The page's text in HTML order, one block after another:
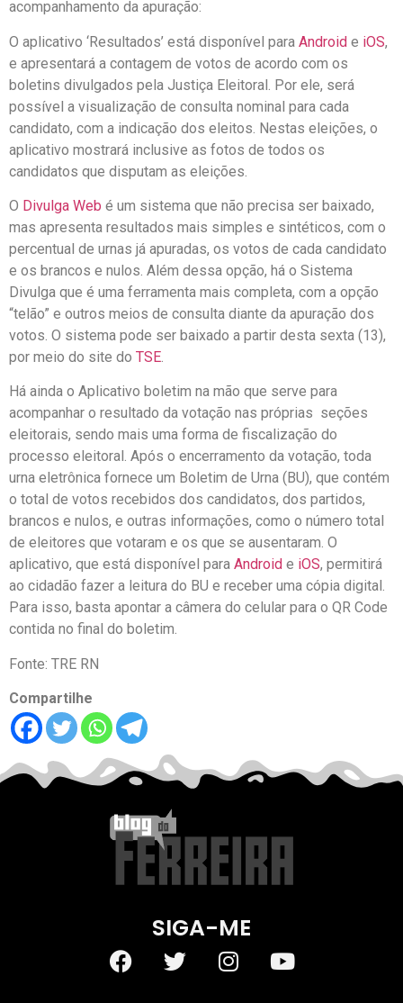
acompanhamento da apuração:
O aplicativo ‘Resultados’ está disponível para Android e iOS,
e apresentará a contagem de votos de acordo com os
boletins divulgados pela Justiça Eleitoral. Por ele, será
possível a visualização de consulta nominal para cada
candidato, com a indicação dos eleitos. Nestas eleições, o
aplicativo mostrará inclusive as fotos de todos os
candidatos que disputam as eleições.
O Divulga Web é um sistema que não precisa ser baixado,
mas apresenta resultados mais simples e sintéticos, com o
percentual de urnas já apuradas, os votos de cada candidato
e os brancos e nulos. Além dessa opção, há o Sistema
Divulga que é uma ferramenta mais completa, com a opção
“telão” e outros meios de consulta diante da apuração dos
votos. O sistema pode ser baixado a partir desta sexta (13),
por meio do site do TSE.
Há ainda o Aplicativo boletim na mão que serve para
acompanhar o resultado da votação nas próprias seções
eleitorais, sendo mais uma forma de fiscalização do
processo eleitoral. Após o encerramento da votação, toda
urna eletrônica fornece um Boletim de Urna (BU), que contém
o total de votos recebidos dos candidatos, dos partidos,
brancos e nulos, e outras informações, como o número total
de eleitores que votaram e os que se ausentaram. O
aplicativo, que está disponível para Android e iOS, permitirá
ao cidadão fazer a leitura do BU e receber uma cópia digital.
Para isso, basta apontar a câmera do celular para o QR Code
contida no final do boletim.
Fonte: TRE RN
Compartilhe
SIGA-ME